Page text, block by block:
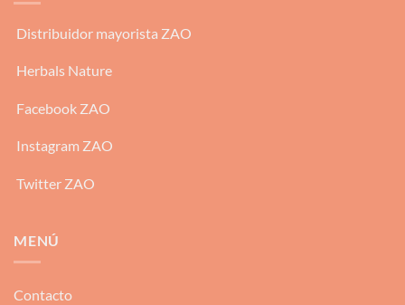
Distribuidor mayorista ZAO
Herbals Nature
Facebook ZAO
Instagram ZAO
Twitter ZAO
MENÚ
Contacto